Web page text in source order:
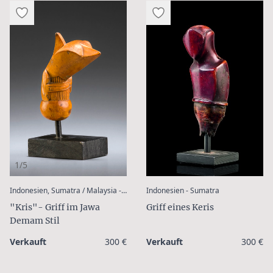
1/5
Indonesien, Sumatra / Malaysia - Malaiische Halbinsel :
"Kris"- Griff im Jawa
Demam Stil
Verkauft 300 €
Indonesien - Sumatra
Griff eines Keris
Verkauft 300 €